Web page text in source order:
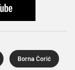
Borna Ćorić